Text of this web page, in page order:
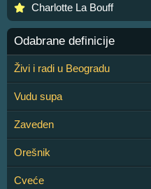
Charlotte La Bouff
Odabrane definicije
Živi i radi u Beogradu
Vudu supa
Zaveden
Orešnik
Cveće